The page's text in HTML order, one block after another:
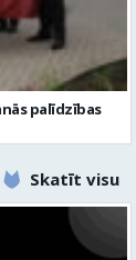
palīdzības
Skatīt visu